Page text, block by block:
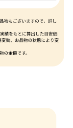
物もございますので、詳し
績をもとに算出した目安価
動、お品物の状態により変
金額です。